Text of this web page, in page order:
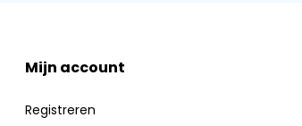
Mijn account
Registreren